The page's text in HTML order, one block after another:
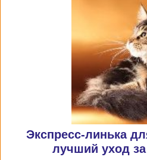
Экспресс-линька
лучший уход